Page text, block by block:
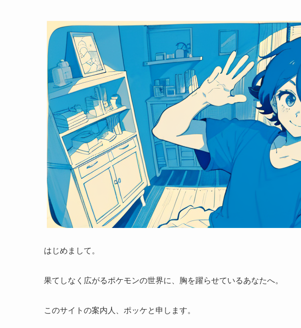
はじめまして。
果てしなく広がるポケモンの世界に、胸を躍らせているあなたへ。
このサイトの案内人、ポッケと申します。